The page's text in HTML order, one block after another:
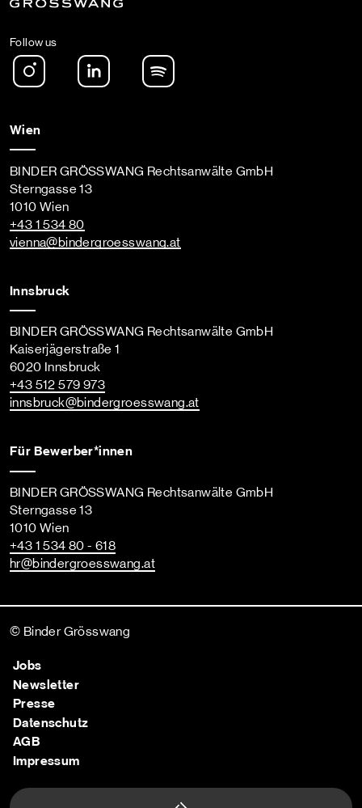
Follow us
Instagram LinkedIn
Wien
BINDER GRÖSSWANG Rechtsanwälte GmbH
Sterngasse 13
1010 Wien
+43 1 534 80
vienna@bindergroesswang.at
Innsbruck
BINDER GRÖSSWANG Rechtsanwälte GmbH
Kaiserjägerstraße 1
6020 Innsbruck
+43 512 579 973
innsbruck@bindergroesswang.at
Für Bewerber*innen
BINDER GRÖSSWANG Rechtsanwälte GmbH
Sterngasse 13
1010 Wien
+43 1 534 80 - 618
hr@bindergroesswang.at
© Binder Grösswang
Jobs
Newsletter
Presse
Datenschutz
AGB
Impressum
Nach